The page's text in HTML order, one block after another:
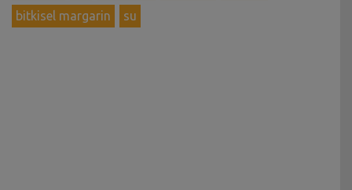
bitkisel margarin
su